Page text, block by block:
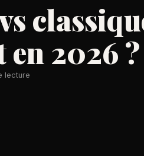
en 2026 ?
lecture